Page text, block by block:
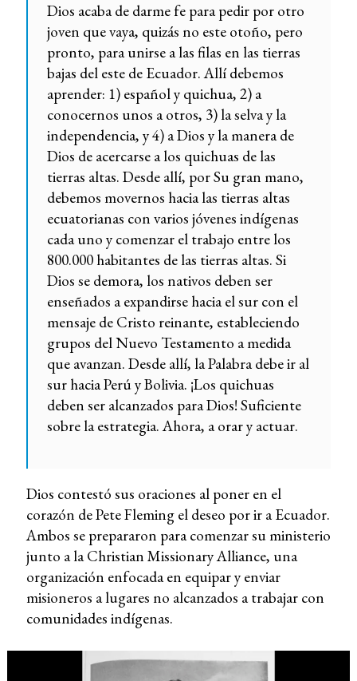
Dios acaba de darme fe para pedir por otro
joven que vaya, quizás no este otoño, pero
pronto, para unirse a las filas en las tierras
bajas del este de Ecuador. Allí debemos
aprender: 1) español y quichua, 2) a
conocernos unos a otros, 3) la selva y la
independencia, y 4) a Dios y la manera de
Dios de acercarse a los quichuas de las
tierras altas. Desde allí, por Su gran mano,
debemos movernos hacia las tierras altas
ecuatorianas con varios jóvenes indígenas
cada uno y comenzar el trabajo entre los
800.000 habitantes de las tierras altas. Si
Dios se demora, los nativos deben ser
enseñados a expandirse hacia el sur con el
mensaje de Cristo reinante, estableciendo
grupos del Nuevo Testamento a medida
que avanzan. Desde allí, la Palabra debe ir al
sur hacia Perú y Bolivia. ¡Los quichuas
deben ser alcanzados para Dios! Suficiente
sobre la estrategia. Ahora, a orar y actuar.
Dios contestó sus oraciones al poner en el
corazón de Pete Fleming el deseo por ir a Ecuador.
Ambos se prepararon para comenzar su ministerio
junto a la Christian Missionary Alliance, una
organización enfocada en equipar y enviar
misioneros a lugares no alcanzados a trabajar con
comunidades indígenas.